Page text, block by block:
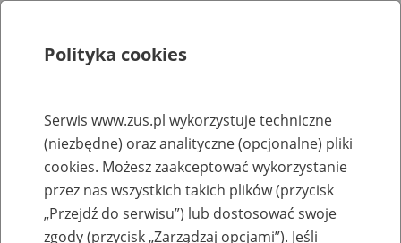
Rejestry, ewidencje i archiwa
Baza zlikwidowanych lub
przekształconych zakładów pracy
Polityka cookies
Serwis www.zus.pl wykorzystuje techniczne
(niezbędne) oraz analityczne (opcjonalne) pliki
cookies. Możesz zaakceptować wykorzystanie
przez nas wszystkich takich plików (przycisk
„Przejdź do serwisu”) lub dostosować swoje
zgody (przycisk „Zarządzaj opcjami”). Jeśli